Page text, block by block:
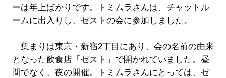
ーは年上ばかりです。トミムラさんは、チャットル
ームに出入りし、ゼストの会に参加しました。
集まりは東京・新宿2丁目にあり、会の名前の由来
となった飲食店「ゼスト」で開かれていました。昼
間でなく、夜の開催。トミムラさんにとっては、ゼ